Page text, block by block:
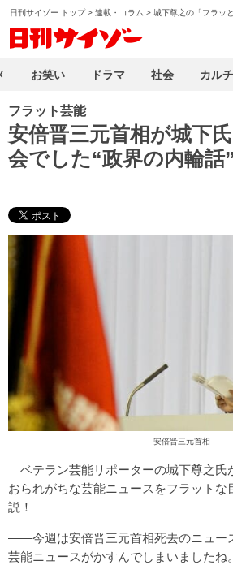
日刊サイゾー トップ> 連載・コラム > 城下尊之の「フラッ
フラット芸能
安倍晋三元首相が城下
会でした“政界の内輪話”
安倍晋三元首相
ベテラン芸能リポーターの城下尊之氏
おられがちな芸能ニュースをフラットな
説！
――今週は安倍晋三元首相死去のニュー
芸能ニュースがかすんでしまいましたね。
お笑い ドラマ 社会 カル